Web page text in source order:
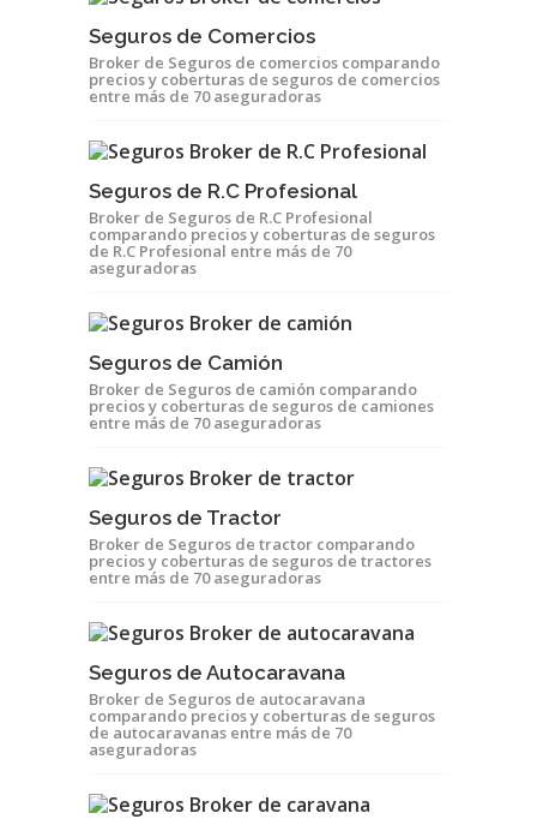
Seguros de Comercios
Broker de Seguros de comercios comparando
precios y coberturas de seguros de comercios
entre más de 70 aseguradoras
Seguros de R.C Profesional
Broker de Seguros de R.C Profesional
comparando precios y coberturas de seguros
de R.C Profesional entre más de 70
aseguradoras
Seguros de Camión
Broker de Seguros de camión comparando
precios y coberturas de seguros de camiones
entre más de 70 aseguradoras
Seguros de Tractor
Broker de Seguros de tractor comparando
precios y coberturas de seguros de tractores
entre más de 70 aseguradoras
Seguros de Autocaravana
Broker de Seguros de autocaravana
comparando precios y coberturas de seguros
de autocaravanas entre más de 70
aseguradoras